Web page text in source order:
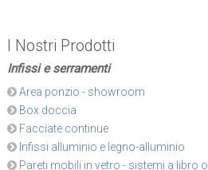
I Nostri Prodotti
Infissi e serramenti
Area ponzio - showroom
Box doccia
Facciate continue
Infissi alluminio e legno-alluminio
Pareti mobili in vetro - sistemi a libro o